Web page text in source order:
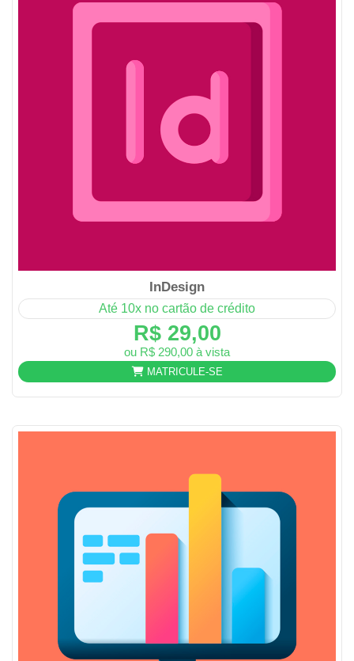
InDesign
Até 10x no cartão de crédito
R$ 29,00
ou R$ 290,00 à vista
MATRICULE-SE